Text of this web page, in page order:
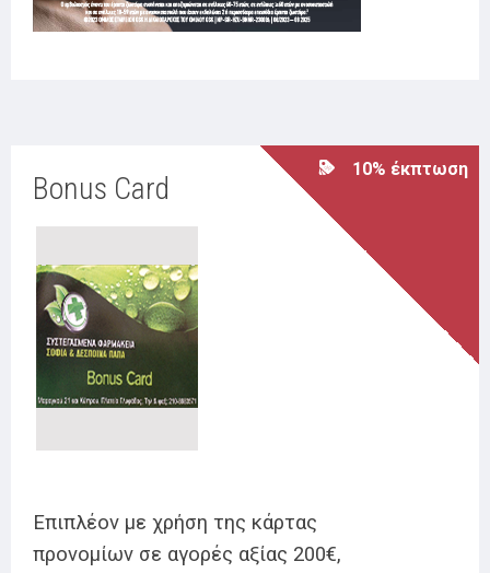
10% έκπτωση
Βοnus Card
Επιπλέον με χρήση της κάρτας
προνομίων σε αγορές αξίας 200€,